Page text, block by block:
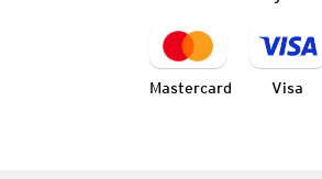
Mastercard Visa